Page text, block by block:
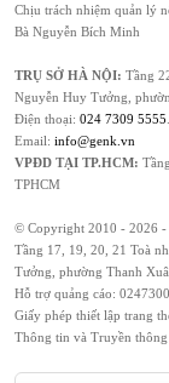
Chịu trách nhiệm quản lý
Bà Nguyễn Bích Minh
TRỤ SỞ HÀ NỘI: Tầng
Nguyễn Huy Tưởng,
Điện thoại: 024 7309 5555
Email: info@genk.vn
VPĐD TẠI TP.HCM:
TPHCM
© Copyright 2010 - 2026 -
Tầng 17, 19, 20, 21 Toà
Tưởng, phường Thanh
Hỗ trợ quảng cáo:
Giấy phép thiết lập trang
Thông tin và Truyền